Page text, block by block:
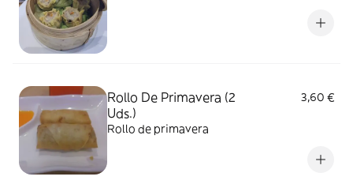
Rollo De Primavera (2
Uds.)
3,60 €
Rollo de primavera